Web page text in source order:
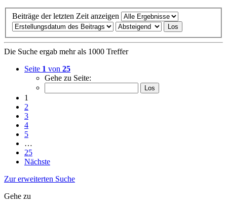
Beiträge der letzten Zeit anzeigen
Die Suche ergab mehr als 1000 Treffer
Seite 1 von 25
Gehe zu Seite:
1
2
3
4
5
…
25
Nächste
Zur erweiterten Suche
Gehe zu